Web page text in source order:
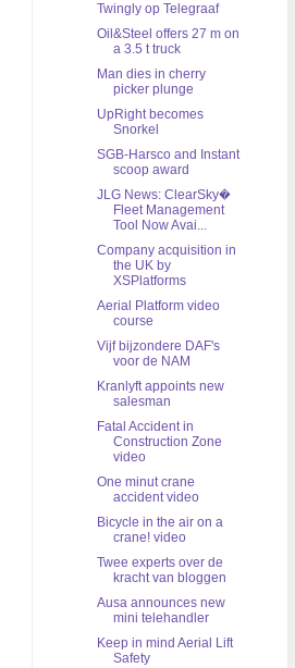
Twingly op Telegraaf
Oil&Steel offers 27 m on
a 3.5 t truck
Man dies in cherry
picker plunge
UpRight becomes
Snorkel
SGB-Harsco and Instant
scoop award
JLG News: ClearSky�
Fleet Management
Tool Now Avai...
Company acquisition in
the UK by
XSPlatforms
Aerial Platform video
course
Vijf bijzondere DAF's
voor de NAM
Kranlyft appoints new
salesman
Fatal Accident in
Construction Zone
video
One minut crane
accident video
Bicycle in the air on a
crane! video
Twee experts over de
kracht van bloggen
Ausa announces new
mini telehandler
Keep in mind Aerial Lift
Safety